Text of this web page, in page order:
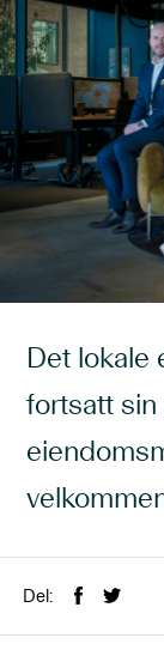
Det lokale
fortsatt sin
Del: